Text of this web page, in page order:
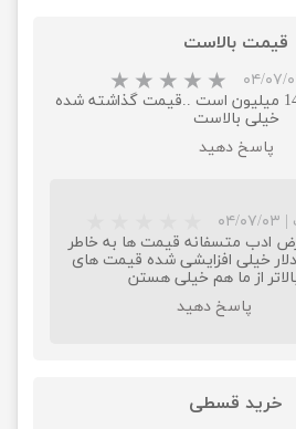
قیمت بالاست
۰۷/۰۱
قیمت واقعلی کالا 14 میلیون است ..قیمت گذاشته شده
خیلی بالاست
پاسخ دهید
۰۴/۰۷/۰۳
ادب متسفانه قیمت ها به خاطر
دلار خیلی افزایشی شده قیمت های
از ما هم خیلی هستن
پاسخ دهید
خرید قسطی